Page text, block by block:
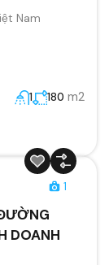
Nam
1 180 m2
1
DOANH